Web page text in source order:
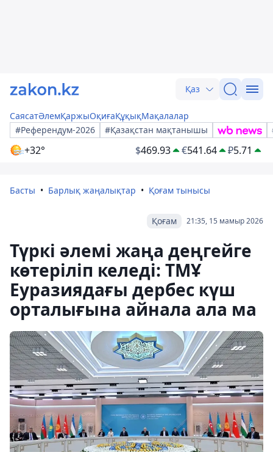
Қаз
СаясатӘлемҚаржыОқиғаҚұқықМақалалар
#Референдум-2026
#Қазақстан мақтанышы
+32° $469.93 €541.64 ₽5.71
Басты Барлық жаңалықтар Қоғам тынысы
21:35, 15 мамыр 2026
Қоғам
Түркі әлемі жаңа деңгейге
көтеріліп келеді: ТМҰ
Еуразиядағы дербес күш
орталығына айнала ала ма